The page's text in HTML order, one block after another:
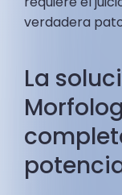
verdadera
La